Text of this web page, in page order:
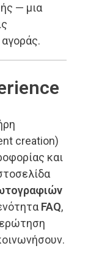
— μια
αγοράς.
creation)
και
FAQ,